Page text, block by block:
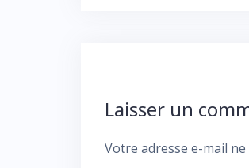
Laisser un
Votre adresse e-mail